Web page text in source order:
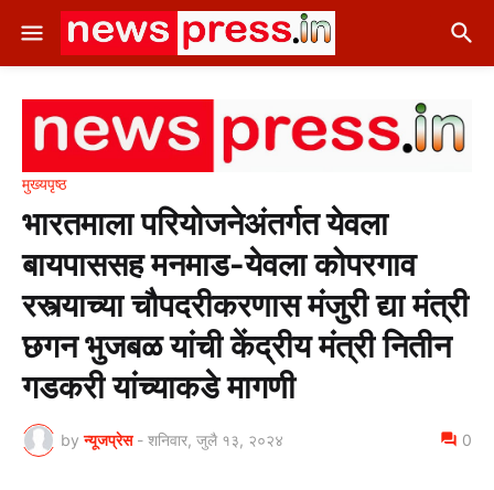
मुख्यपृष्ठ
भारतमाला परियोजनेअंतर्गत येवला
बायपाससह मनमाड-येवला कोपरगाव
रस्त्याच्या चौपदरीकरणास मंजुरी द्या मंत्री
छगन भुजबळ यांची केंद्रीय मंत्री नितीन
गडकरी यांच्याकडे मागणी
by न्यूजप्रेस - शनिवार, जुलै १३, २०२४ 0